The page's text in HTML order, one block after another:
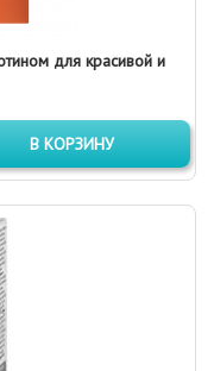
для красивой и
В КОРЗИНУ